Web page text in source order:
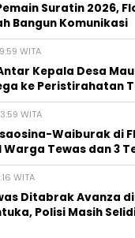
Suratin 2026,
Bangun Komunikasi
WITA
Kepala Desa
ke Peristirahatan
WITA
Waiburak di
Warga Tewas dan 3
WITA
Ditabrak Avanza
Polisi Masih